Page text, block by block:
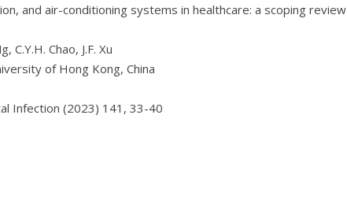
and air-conditioning systems in healthcare: a scoping review
C.Y.H. Chao, J.F. Xu
of Hong Kong, China
Infection (2023) 141, 33-40